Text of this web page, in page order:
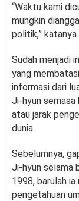
“Waktu kami
mungkin
politik,” katanya.
Sudah menjadi
yang
informasi dari
Ji-hyun semasa
atau jarak
dunia.
Sebelumnya,
Ji-hyun selama
1998, barulah ia
pengetahuan